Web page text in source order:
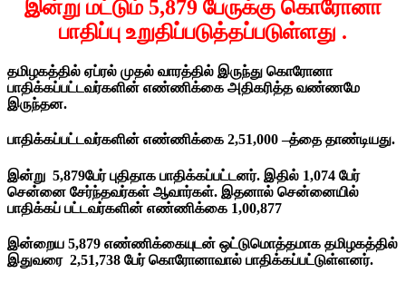
இன்று மட்டும் 5,879 பேருக்கு கொரோனா
பாதிப்பு உறுதிப்படுத்தப்படுள்ளது .
தமிழகத்தில் ஏப்ரல் முதல் வாரத்தில் இருந்து கொரோனா
பாதிக்கப்பட்டவர்களின் எண்ணிக்கை அதிகரித்த வண்ணமே
இருந்தன.
பாதிக்கப்பட்டவர்களின் எண்ணிக்கை 2,51,000 –த்தை தாண்டியது.
இன்று 5,879பேர் புதிதாக பாதிக்கப்பட்டனர். இதில் 1,074 பேர்
சென்னை சேர்ந்தவர்கள் ஆவார்கள். இதனால் சென்னையில்
பாதிக்கப் பட்டவர்களின் எண்ணிக்கை 1,00,877
இன்றைய 5,879 எண்ணிக்கையுடன் ஒட்டுமொத்தமாக தமிழகத்தில்
இதுவரை 2,51,738 பேர் கொரோனாவால் பாதிக்கப்பட்டுள்ளனர்.